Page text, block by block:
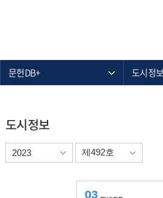
문헌DB+ 도시정보
도시정보